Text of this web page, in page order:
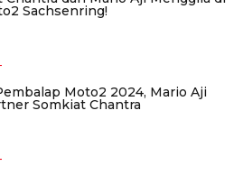
Sachsenring!
Moto2 2024, Mario Aji
Somkiat Chantra